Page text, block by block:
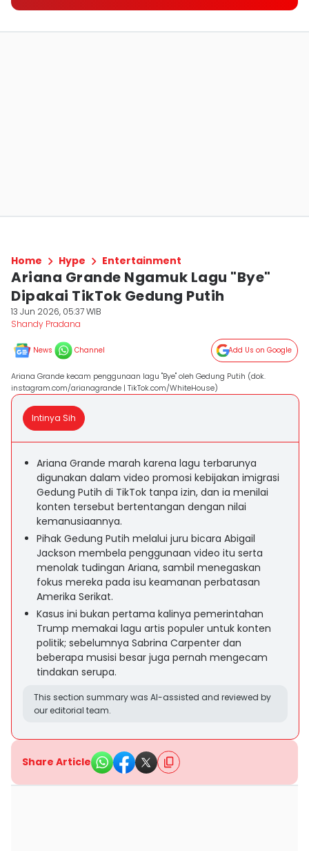
Home Hype Entertainment
Ariana Grande Ngamuk Lagu "Bye"
Dipakai TikTok Gedung Putih
13 Jun 2026, 05:37 WIB
Shandy Pradana
News Channel Add Us on Google
Ariana Grande kecam penggunaan lagu "Bye" oleh Gedung Putih (dok.
instagram.com/arianagrande | TikTok.com/WhiteHouse)
Intinya Sih
Ariana Grande marah karena lagu terbarunya
digunakan dalam video promosi kebijakan imigrasi
Gedung Putih di TikTok tanpa izin, dan ia menilai
konten tersebut bertentangan dengan nilai
kemanusiaannya.
Pihak Gedung Putih melalui juru bicara Abigail
Jackson membela penggunaan video itu serta
menolak tudingan Ariana, sambil menegaskan
fokus mereka pada isu keamanan perbatasan
Amerika Serikat.
Kasus ini bukan pertama kalinya pemerintahan
Trump memakai lagu artis populer untuk konten
politik; sebelumnya Sabrina Carpenter dan
beberapa musisi besar juga pernah mengecam
tindakan serupa.
This section summary was AI-assisted and reviewed by
our editorial team.
Share Article